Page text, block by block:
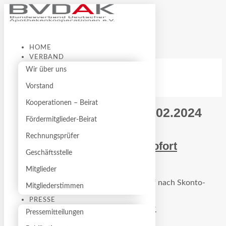
+49 (0) 8105 – 77 42 48 office@bvdak.de
Facebook
News
Impressum
Datenschutz
HOME
VERBAND
Wir über uns
Vorstand
Kooperationen – Beirat
Fördermitglieder-Beirat
Rechnungsprüfer
Geschäftsstelle
Mitglieder
Mitgliederstimmen
PRESSE
Pressemitteilungen
Presse
Pressemitteilungen
Publikationen
Presseberichte
Pressemitteilung vom 09.02.2024
Der Kassenabschlag muss sofort
BVDAK sieht dringenden Handlungsbedarf nach Skonto-
Urteil des BGH
Den vollständigen Beitrag lesen Sie im PDF.